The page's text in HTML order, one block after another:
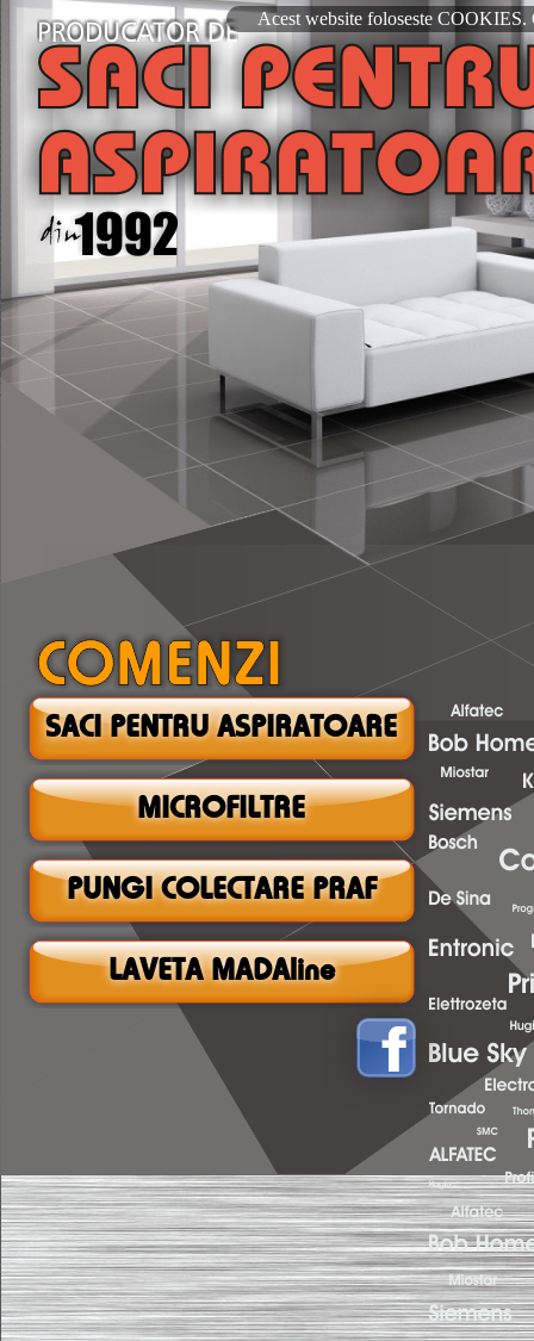
Acest website foloseste COOKIES.
Saci pentru aspiratoare Sac pentru aspirator
Micro filtru
SACI PENTRU ASPIRATOARE
MICROFILTRE
PUNGI COLECTARE PRAF
LAVETA MADAline
`